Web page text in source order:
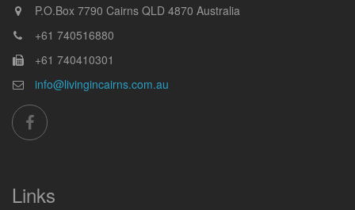
P.O.Box 7790 Cairns QLD 4870 Australia
+61 740516880
+61 740410301
info@livingincairns.com.au
Links